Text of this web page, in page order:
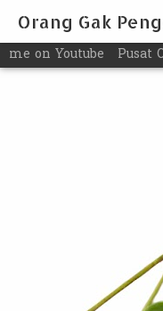
Orang Gak
me on Youtube Pusat